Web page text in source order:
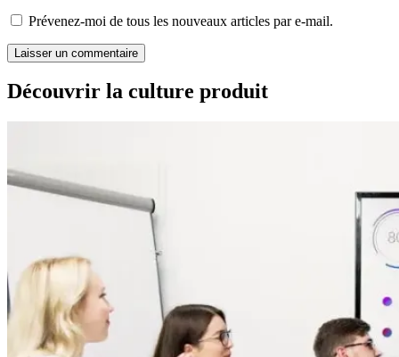
Prévenez-moi de tous les nouveaux articles par e-mail.
Découvrir la culture produit